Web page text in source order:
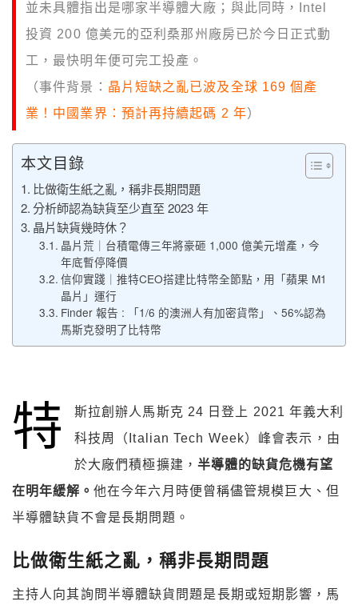
並未具體指出是哪家半導體大廠；與此同時，Intel
投資 200 億美元的亞利桑那州廠房已於今日正式動
工，最快明年便可完工投產。
（事件背景： 晶片短缺之亂已波及全球 169 個產
業！中國業界：預計再持續起碼 2 年）
本文目錄
比做衛生紙之亂，稱非長期問題
分析師認為缺貨至少直至 2023 年
晶片缺貨幾時休？
晶片荒｜台積電傳三年將豪砸 1,000 億美元增產，今
年底暫停降價
信仰實踐｜推特CEO搭建比特幣全節點，用「蘋果 M1
晶片」運行
Finder 報告 : 「1/6 的澳洲人有加密貨幣」、56%認為
馬斯克發明了比特幣
特
斯拉創辦人馬斯克 24 日登上 2021 年義大利
科技周（Italian Tech Week）峰會表示，由
於大廠們積極擴建， 半導體的缺貨危機有望
在明年緩解。 他在今年六月時便曾稱儘管規模巨大、但
半導體缺貨不會是長期問題。
比做衛生紙之亂，稱非長期問題
主持人向其詢問半導體缺貨問題是長期或短期影響，馬